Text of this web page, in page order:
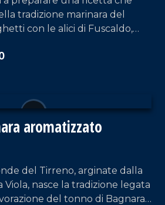
tradizione marinara del
con le alici di Fuscaldo,
aromatizzato
del Tirreno, arginate dalla
Viola, nasce la tradizione legata
del tonno di Bagnara